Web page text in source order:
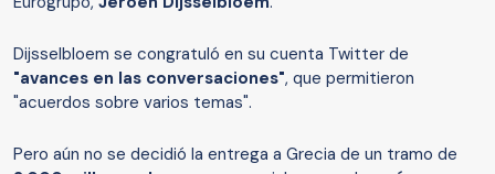
Dijsselbloem se congratuló en su cuenta Twitter de
"avances en las conversaciones", que permitieron
"acuerdos sobre varios temas".
Pero aún no se decidió la entrega a Grecia de un tramo de